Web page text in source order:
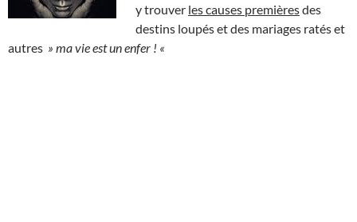
y trouver les causes premièresdes
destins loupés et des mariages ratés et
autres » ma vie est un enfer ! «